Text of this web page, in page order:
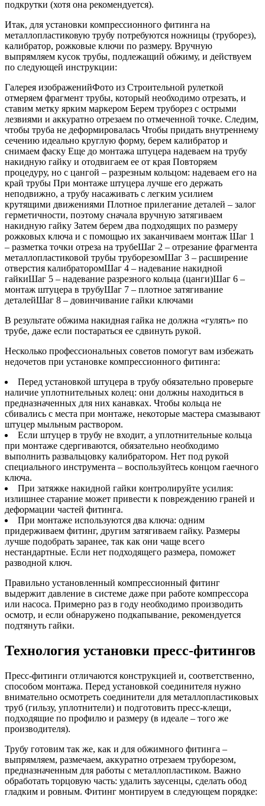
подкрутки (хотя она рекомендуется).
Итак, для установки компрессионного фитинга на
металлопластиковую трубу потребуются ножницы (труборез),
калибратор, рожковые ключи по размеру. Вручную
выпрямляем кусок трубы, подлежащий обжиму, и действуем
по следующей инструкции:
Галерея изображенийФото из Строительной рулеткой
отмеряем фрагмент трубы, который необходимо отрезать, и
ставим метку ярким маркером Берем труборез с острыми
лезвиями и аккуратно отрезаем по отмеченной точке. Следим,
чтобы труба не деформировалась Чтобы придать внутреннему
сечению идеально круглую форму, берем калибратор и
снимаем фаску Еще до монтажа штуцера надеваем на трубу
накидную гайку и отодвигаем ее от края Повторяем
процедуру, но с цангой – разрезным кольцом: надеваем его на
край трубы При монтаже штуцера лучше его держать
неподвижно, а трубу насаживать с легким усилием
крутящими движениями Плотное прилегание деталей – залог
герметичности, поэтому сначала вручную затягиваем
накидную гайку Затем берем два подходящих по размеру
рожковых ключа и с помощью их заканчиваем монтаж Шаг 1
– разметка точки отреза на трубеШаг 2 – отрезание фрагмента
металлопластиковой трубы труборезомШаг 3 – расширение
отверстия калибраторомШаг 4 – надевание накидной
гайкиШаг 5 – надевание разрезного кольца (цанги)Шаг 6 –
монтаж штуцера в трубуШаг 7 – плотное затягивание
деталейШаг 8 – довинчивание гайки ключами
В результате обжима накидная гайка не должна «гулять» по
трубе, даже если постараться ее сдвинуть рукой.
Несколько профессиональных советов помогут вам избежать
недочетов при установке компрессионного фитинга:
Перед установкой штуцера в трубу обязательно проверьте
наличие уплотнительных колец: они должны находиться в
предназначенных для них канавках. Чтобы кольца не
сбивались с места при монтаже, некоторые мастера смазывают
штуцер мыльным раствором.
Если штуцер в трубу не входит, а уплотнительные кольца
при монтаже сдергиваются, обязательно необходимо
выполнить развальцовку калибратором. Нет под рукой
специального инструмента – воспользуйтесь концом гаечного
ключа.
При затяжке накидной гайки контролируйте усилия:
излишнее старание может привести к повреждению граней и
деформации частей фитинга.
При монтаже используются два ключа: одним
придерживаем фитинг, другим затягиваем гайку. Размеры
лучше подобрать заранее, так как они чаще всего
нестандартные. Если нет подходящего размера, поможет
разводной ключ.
Правильно установленный компрессионный фитинг
выдержит давление в системе даже при работе компрессора
или насоса. Примерно раз в году необходимо производить
осмотр, и если обнаружено подкапывание, рекомендуется
подтянуть гайки.
Технология установки пресс-фитингов
Пресс-фитинги отличаются конструкцией и, соответственно,
способом монтажа. Перед установкой соединителя нужно
внимательно осмотреть соединители для металлопластиковых
труб (гильзу, уплотнители) и подготовить пресс-клещи,
подходящие по профилю и размеру (в идеале – того же
производителя).
Трубу готовим так же, как и для обжимного фитинга –
выпрямляем, размечаем, аккуратно отрезаем труборезом,
предназначенным для работы с металлопластиком. Важно
обработать торцовую часть: удалить заусенцы, сделать обод
гладким и ровным. Фитинг монтируем в следующем порядке: